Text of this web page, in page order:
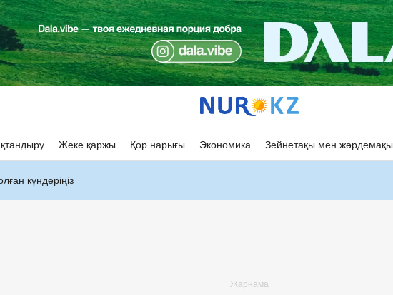
Жеке қаржы Қор нарығы Экономика Зейнетақы мен жәрдемақы
күндеріңіз